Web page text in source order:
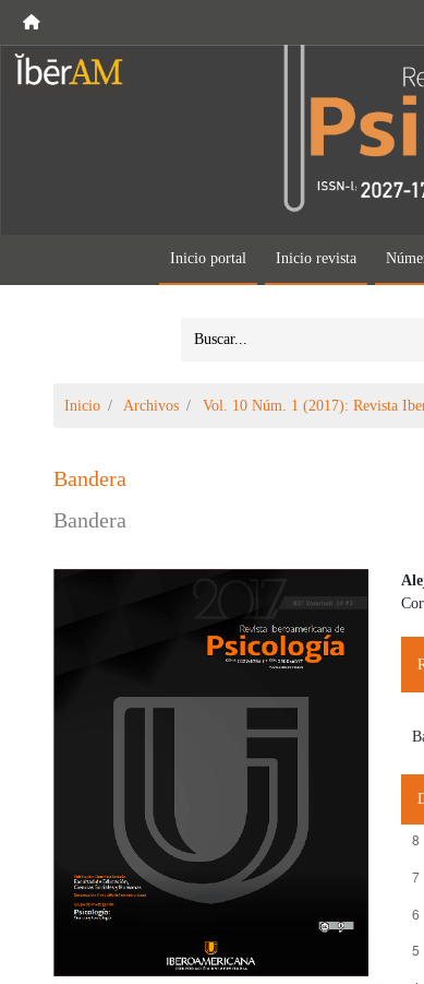
Inicio portal Inicio revista
Inicio Archivos Vol. 10 Núm. 1 (2017): Revista
Bandera
Bandera
Barra lateral del artículo